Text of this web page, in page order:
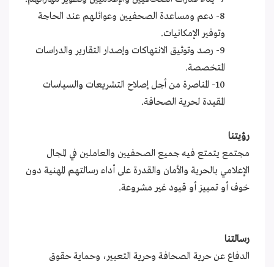
8- دعم ومساعدة الصحفيين وعوائلهم عند الحاجة
وتوفير الإمكانيات.
9- رصد وتوثيق الانتهاكات وإصدار التقارير والدراسات
المتخصصة.
10- المناصرة من أجل إصلاح التشريعات والسياسات
المقيدة لحرية الصحافة.
رؤيتنا
مجتمع يتمتع فيه جميع الصحفيين والعاملين في المجال
الإعلامي بالحرية والأمان والقدرة على أداء رسالتهم المهنية دون
خوف أو تمييز أو قيود غير مشروعة.
رسالتنا
الدفاع عن حرية الصحافة وحرية التعبير، وحماية حقوق